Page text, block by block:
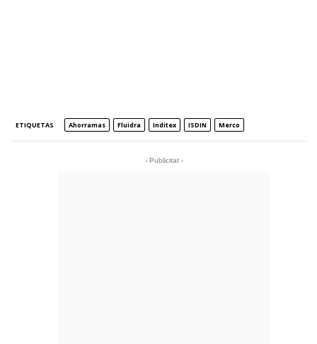
ETIQUETAS Ahorramas Fluidra Inditex ISDIN Merco
- Publicitat -